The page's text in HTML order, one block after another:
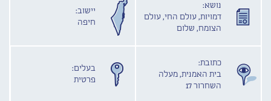
נושא:
דמויות, עולם החי, עולם
הצומח, שלום
יישוב:
חיפה
כתובת:
בית האמנית, מעלה
השחרור 17
בעלים:
פרטית